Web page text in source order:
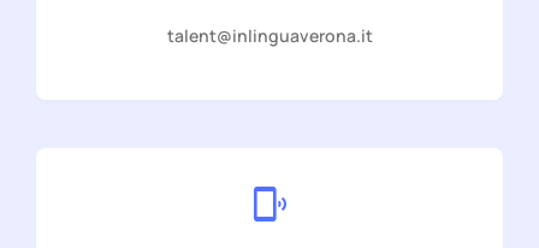
talent@inlinguaverona.it